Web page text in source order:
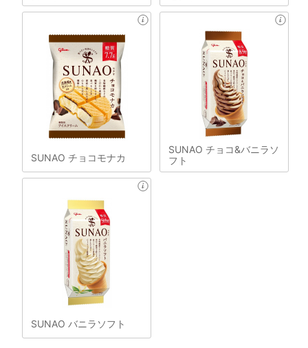
SUNAO チョコモナカ
SUNAO チョコ&バニラソ
フト
SUNAO バニラソフト